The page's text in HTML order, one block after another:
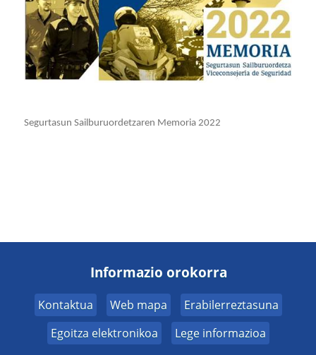
Segurtasun Sailburuordetzaren Memoria 2022
Informazio orokorra
Kontaktua Web mapa
Erabilerreztasuna
Egoitza elektronikoa
Lege informazioa